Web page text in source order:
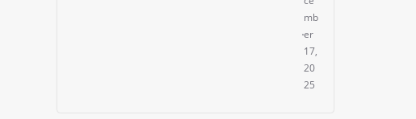
mb
er
17,
20
25